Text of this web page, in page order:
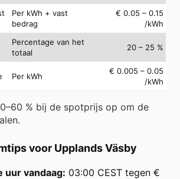
Per kWh + vast
bedrag
€ 0.05 – 0.15
/kWh
Percentage van het
totaal
20 – 25 %
Per kWh
€ 0.005 – 0.05
/kWh
% bij de spotprijs op om de
voor Upplands Väsby
uur vandaag: 03:00 CEST tegen €